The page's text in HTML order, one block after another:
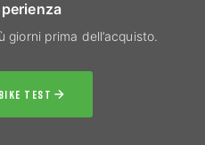
prima dell’acquisto.
TEST